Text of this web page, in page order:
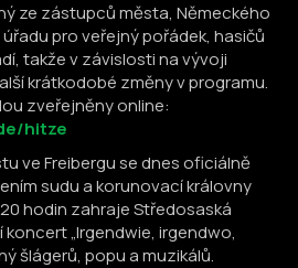
ze zástupců města, Německého
pro veřejný pořádek, hasičů
takže v závislosti na vývoji
krátkodobé změny v programu.
zveřejněny online:
hitze
ve Freibergu se dnes oficiálně
sudu a korunovací královny
hodin zahraje Středosaská
„Irgendwie, irgendwo,
šlágerů, popu a muzikálů.